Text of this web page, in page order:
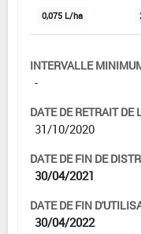
0,075 L/ha
INTERVALLE
-
DATE DE RETRAIT DE
31/10/2020
DATE DE FIN DE
30/04/2021
DATE DE FIN
30/04/2022